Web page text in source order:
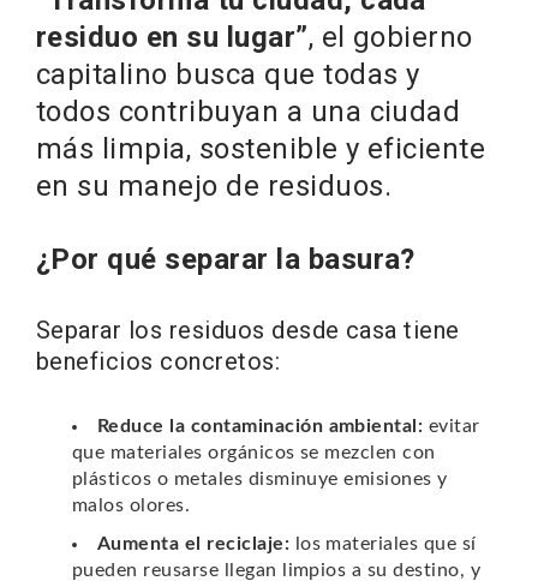
residuo en su lugar”, el gobierno
capitalino busca que todas y
todos contribuyan a una ciudad
más limpia, sostenible y eficiente
en su manejo de residuos.
¿Por qué separar la basura?
Separar los residuos desde casa tiene
beneficios concretos:
Reduce la contaminación ambiental: evitar
que materiales orgánicos se mezclen con
plásticos o metales disminuye emisiones y
malos olores.
Aumenta el reciclaje: los materiales que sí
pueden reusarse llegan limpios a su destino, y